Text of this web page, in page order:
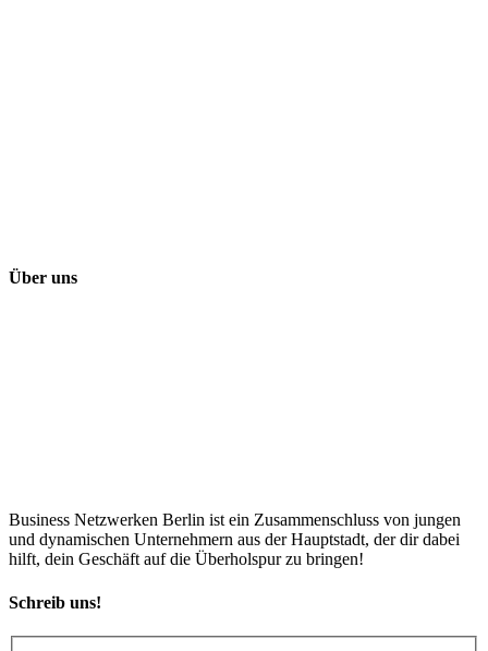
Über uns
Business Netzwerken Berlin ist ein Zusammenschluss von jungen
und dynamischen Unternehmern aus der Hauptstadt, der dir dabei
hilft, dein Geschäft auf die Überholspur zu bringen!
Schreib uns!